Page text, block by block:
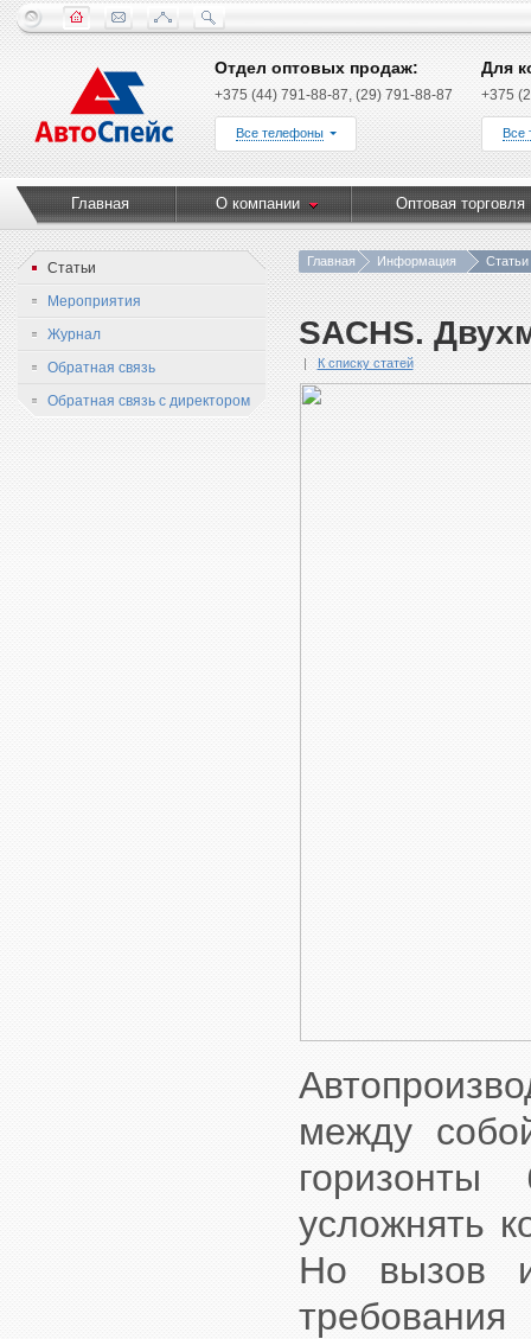
Отдел оптовых продаж:
+375 (44) 791-88-87, (29) 791-88-87
Все телефоны
Для
+375
Все
Главная О компании Оптовая торговля
Статьи
Мероприятия
Журнал
Обратная связь
Обратная связь с директором
Главная Информация Статьи
SACHS.
К списку статей
между
усложнять
Но вызов